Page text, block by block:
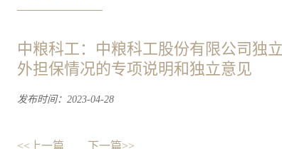
中粮科工：中粮科工股份有限公司独
外担保情况的专项说明和独立意见
发布时间：2023-04-28
<<上一篇 下一篇>>